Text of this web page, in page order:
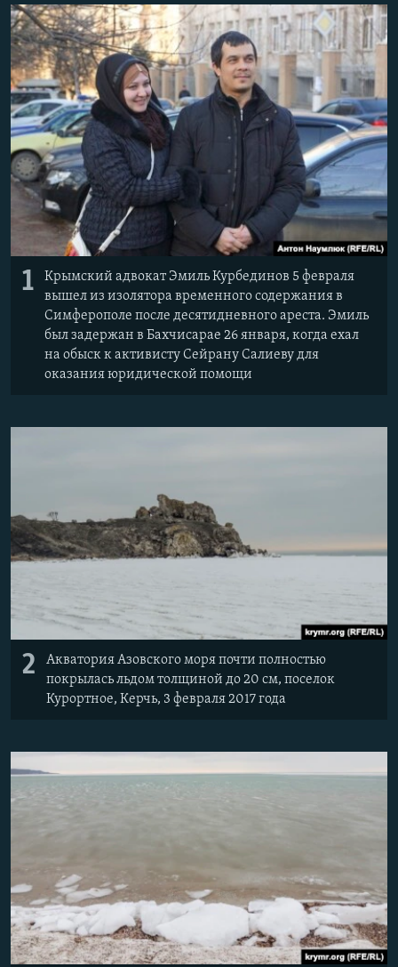
ПОБЕДИТЕЛЕЙ НЕ СУДЯТ?
КРЫМ.НЕПОКОРЕННЫЙ
ELIFBE
УКРАИНСКАЯ ПРОБЛЕМА КРЫМА
ПРИСОЕДИНЯЙТЕСЬ!
Все сайты RFE/RL
1
Крымский адвокат Эмиль Курбединов 5 февраля
вышел из изолятора временного содержания в
Симферополе после десятидневного ареста. Эмиль
был задержан в Бахчисарае 26 января, когда ехал
на обыск к активисту Сейрану Салиеву для
оказания юридической помощи
2
Акватория Азовского моря почти полностью
покрылась льдом толщиной до 20 см, поселок
Курортное, Керчь, 3 февраля 2017 года